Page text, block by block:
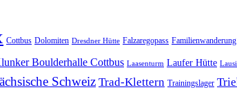
Cottbus Dolomiten Dresdner Hütte Falzaregopass Familienwanderung
Boulderhalle Cottbus Laasenturm Laufer Hütte
SchweizTrad-Klettern Trainingslager